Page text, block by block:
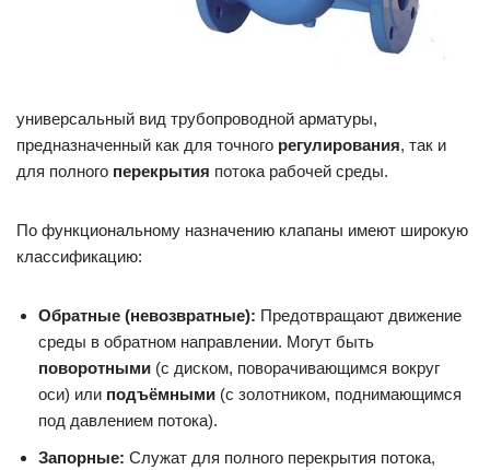
универсальный вид трубопроводной арматуры,
предназначенный как для точного регулирования, так и
для полного перекрытия потока рабочей среды.
По функциональному назначению клапаны имеют широкую
классификацию:
Обратные (невозвратные): Предотвращают движение
среды в обратном направлении. Могут быть
поворотными (с диском, поворачивающимся вокруг
оси) или подъёмными (с золотником, поднимающимся
под давлением потока).
Запорные: Служат для полного перекрытия потока,